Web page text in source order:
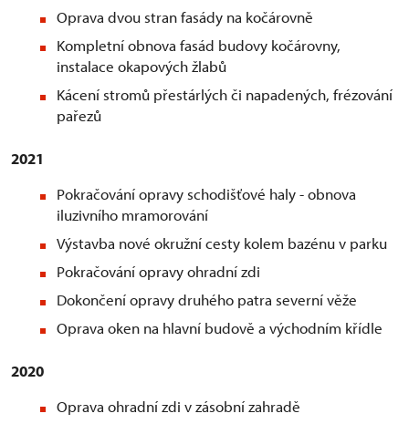
Oprava dvou stran fasády na kočárovně
Kompletní obnova fasád budovy kočárovny,
instalace okapových žlabů
Kácení stromů přestárlých či napadených, frézování
pařezů
2021
Pokračování opravy schodišťové haly - obnova
iluzivního mramorování
Výstavba nové okružní cesty kolem bazénu v parku
Pokračování opravy ohradní zdi
Dokončení opravy druhého patra severní věže
Oprava oken na hlavní budově a východním křídle
2020
Oprava ohradní zdi v zásobní zahradě